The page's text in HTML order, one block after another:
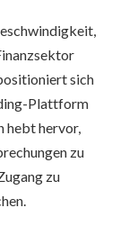
sich
Plattform
hebt hervor,
zu
zu